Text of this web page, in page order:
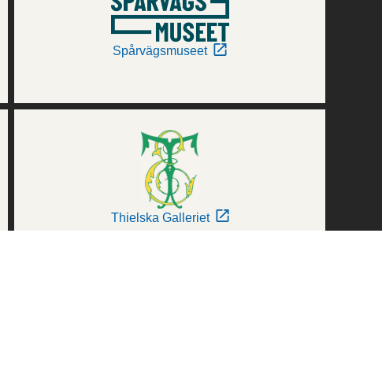
Spårvägsmuseet
Thielska Galleriet